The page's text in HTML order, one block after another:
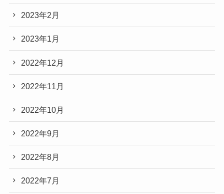
2023年2月
2023年1月
2022年12月
2022年11月
2022年10月
2022年9月
2022年8月
2022年7月